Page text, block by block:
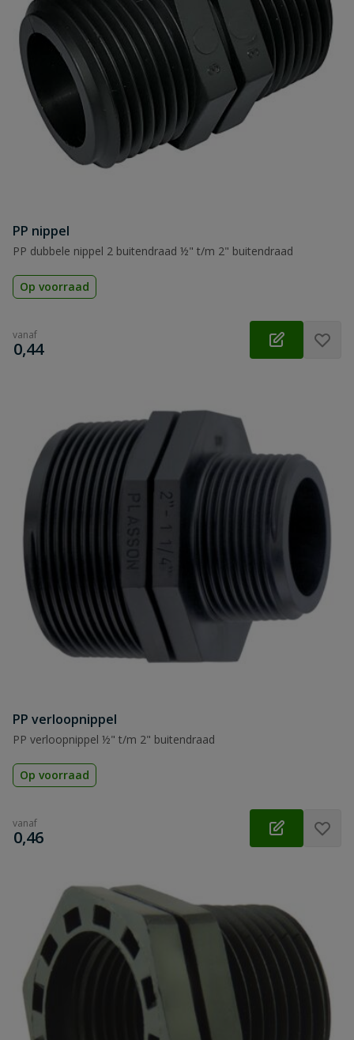
PP nippel
PP dubbele nippel 2 buitendraad ½" t/m 2" buitendraad
Op voorraad
vanaf
€
0,44
PP verloopnippel
PP verloopnippel ½" t/m 2" buitendraad
Op voorraad
vanaf
€
0,46